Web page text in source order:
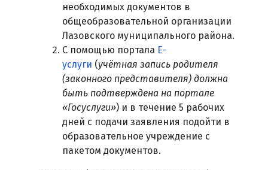
необходимых документов в
общеобразовательной организации
Лазовского муниципального района.
С помощью портала Е-
услуги (учётная запись родителя
(законного представителя) должна
быть подтверждена на портале
«Госуслуги») и в течение 5 рабочих
дней с подачи заявления подойти в
образовательное учреждение с
пакетом документов.